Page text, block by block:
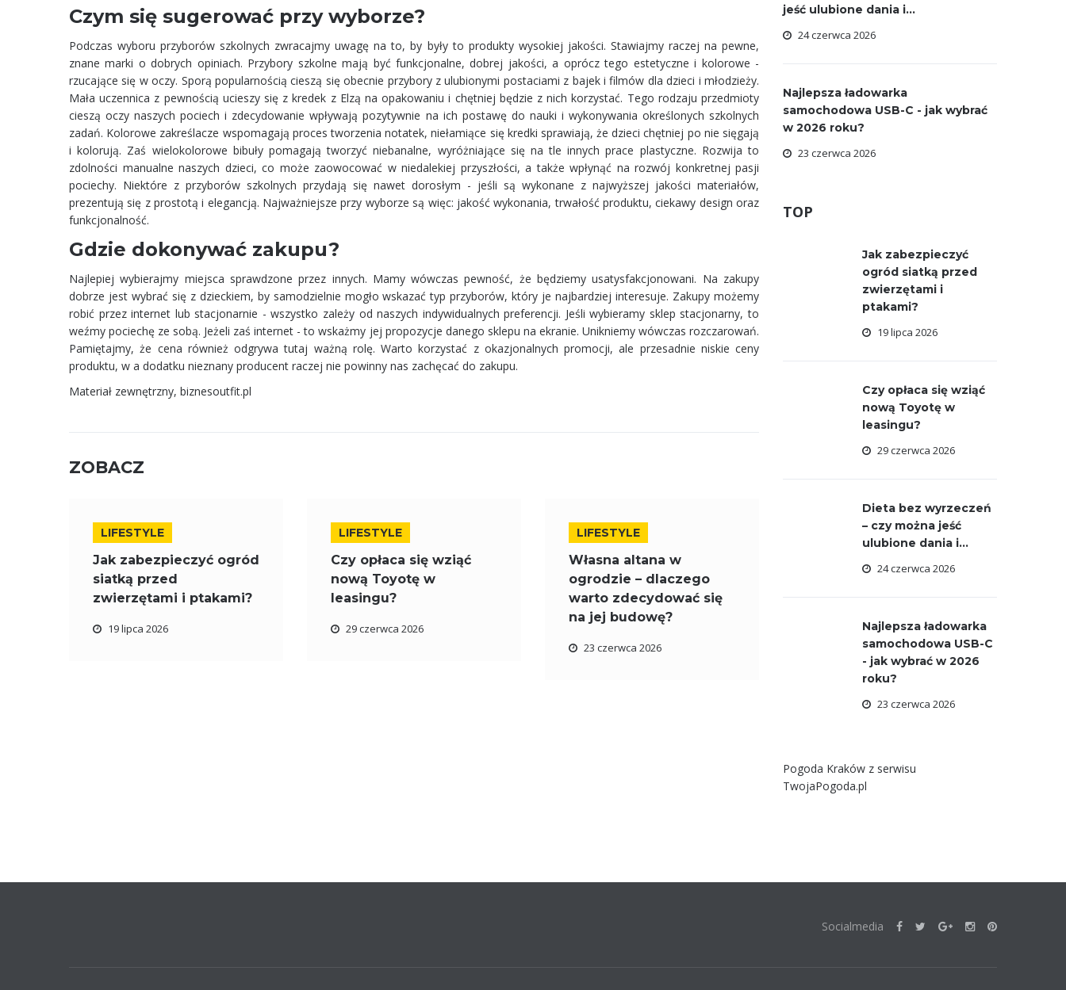
Czym się sugerować przy wyborze?
Podczas wyboru przyborów szkolnych zwracajmy uwagę na to, by były to produkty wysokiej jakości. Stawiajmy raczej na pewne,
znane marki o dobrych opiniach. Przybory szkolne mają być funkcjonalne, dobrej jakości, a oprócz tego estetyczne i kolorowe -
rzucające się w oczy. Sporą popularnością cieszą się obecnie przybory z ulubionymi postaciami z bajek i filmów dla dzieci i młodzieży.
Mała uczennica z pewnością ucieszy się z kredek z Elzą na opakowaniu i chętniej będzie z nich korzystać. Tego rodzaju przedmioty
cieszą oczy naszych pociech i zdecydowanie wpływają pozytywnie na ich postawę do nauki i wykonywania określonych szkolnych
zadań. Kolorowe zakreślacze wspomagają proces tworzenia notatek, niełamiące się kredki sprawiają, że dzieci chętniej po nie sięgają
i kolorują. Zaś wielokolorowe bibuły pomagają tworzyć niebanalne, wyróżniające się na tle innych prace plastyczne. Rozwija to
zdolności manualne naszych dzieci, co może zaowocować w niedalekiej przyszłości, a także wpłynąć na rozwój konkretnej pasji
pociechy. Niektóre z przyborów szkolnych przydają się nawet dorosłym - jeśli są wykonane z najwyższej jakości materiałów,
prezentują się z prostotą i elegancją. Najważniejsze przy wyborze są więc: jakość wykonania, trwałość produktu, ciekawy design oraz
funkcjonalność.
Gdzie dokonywać zakupu?
Najlepiej wybierajmy miejsca sprawdzone przez innych. Mamy wówczas pewność, że będziemy usatysfakcjonowani. Na zakupy
dobrze jest wybrać się z dzieckiem, by samodzielnie mogło wskazać typ przyborów, który je najbardziej interesuje. Zakupy możemy
robić przez internet lub stacjonarnie - wszystko zależy od naszych indywidualnych preferencji. Jeśli wybieramy sklep stacjonarny, to
weźmy pociechę ze sobą. Jeżeli zaś internet - to wskażmy jej propozycje danego sklepu na ekranie. Unikniemy wówczas rozczarowań.
Pamiętajmy, że cena również odgrywa tutaj ważną rolę. Warto korzystać z okazjonalnych promocji, ale przesadnie niskie ceny
produktu, w a dodatku nieznany producent raczej nie powinny nas zachęcać do zakupu.
Materiał zewnętrzny, biznesoutfit.pl
ZOBACZ
LIFESTYLE
Jak zabezpieczyć ogród
siatką przed
zwierzętami i ptakami?
19 lipca 2026
LIFESTYLE
Czy opłaca się wziąć
nową Toyotę w
leasingu?
29 czerwca 2026
LIFESTYLE
Własna altana w
ogrodzie – dlaczego
warto zdecydować się
na jej budowę?
23 czerwca 2026
jeść ulubione dania i...
24 czerwca 2026
Najlepsza ładowarka
samochodowa USB-C - jak wybrać
w 2026 roku?
23 czerwca 2026
TOP
Jak zabezpieczyć
ogród siatką przed
zwierzętami i
ptakami?
19 lipca 2026
Czy opłaca się wziąć
nową Toyotę w
leasingu?
29 czerwca 2026
Dieta bez wyrzeczeń
– czy można jeść
ulubione dania i...
24 czerwca 2026
Najlepsza ładowarka
samochodowa USB-C
- jak wybrać w 2026
roku?
23 czerwca 2026
Pogoda Kraków z serwisu
TwojaPogoda.pl
Socialmedia